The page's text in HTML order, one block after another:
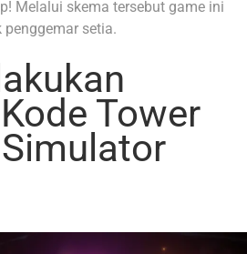
Melalui skema tersebut game ini
setia.
Tower